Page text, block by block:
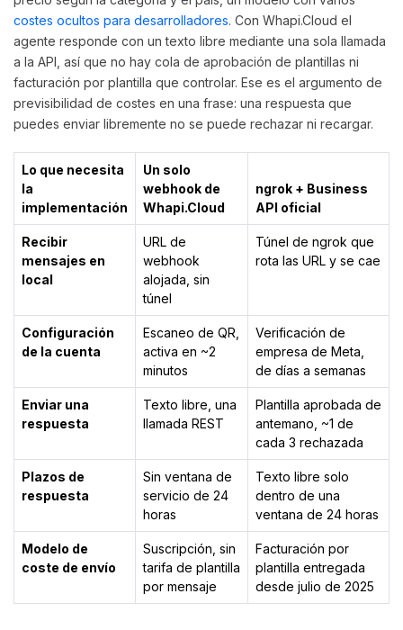
costes ocultos para desarrolladores. Con Whapi.Cloud el
agente responde con un texto libre mediante una sola llamada
a la API, así que no hay cola de aprobación de plantillas ni
facturación por plantilla que controlar. Ese es el argumento de
previsibilidad de costes en una frase: una respuesta que
puedes enviar libremente no se puede rechazar ni recargar.
Lo que necesita
la
implementación
Un solo
webhook de
Whapi.Cloud
ngrok + Business
API oficial
Recibir
mensajes en
local
URL de
webhook
alojada, sin
túnel
Túnel de ngrok que
rota las URL y se cae
Configuración
de la cuenta
Escaneo de QR,
activa en ~2
minutos
Verificación de
empresa de Meta,
de días a semanas
Enviar una
respuesta
Texto libre, una
llamada REST
Plantilla aprobada de
antemano, ~1 de
cada 3 rechazada
Plazos de
respuesta
Sin ventana de
servicio de 24
horas
Texto libre solo
dentro de una
ventana de 24 horas
Modelo de
coste de envío
Suscripción, sin
tarifa de plantilla
por mensaje
Facturación por
plantilla entregada
desde julio de 2025